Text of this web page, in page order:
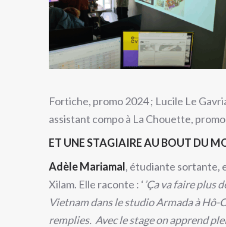
Fortiche, promo 2024 ; Lucile Le
assistant compo à La Chouette,
ET UNE STAGIAIRE AU BOUT DU
Adèle Mariamal, étudiante sortante,
Xilam. Elle raconte : ‘’Çava faire plus
Vietnam dans le studio Armada à Hô-
remplies. Avec le stage on apprend